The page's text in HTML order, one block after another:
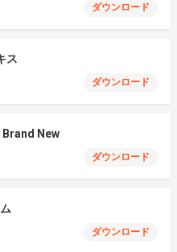
ダウンロード
ス
ダウンロード
Brand New
ダウンロード
ダウンロード